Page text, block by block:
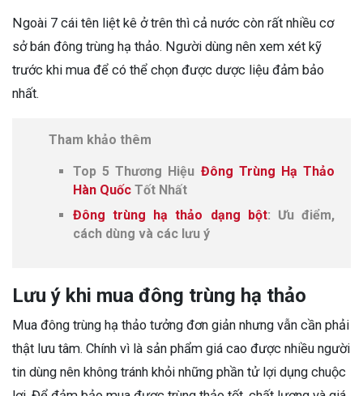
Ngoài 7 cái tên liệt kê ở trên thì cả nước còn rất nhiều cơ
sở bán đông trùng hạ thảo. Người dùng nên xem xét kỹ
trước khi mua để có thể chọn được dược liệu đảm bảo
nhất.
Tham khảo thêm
Top 5 Thương Hiệu Đông Trùng Hạ Thảo
Hàn Quốc Tốt Nhất
Đông trùng hạ thảo dạng bột: Ưu điểm,
cách dùng và các lưu ý
Lưu ý khi mua đông trùng hạ thảo
Mua đông trùng hạ thảo tưởng đơn giản nhưng vẫn cần phải
thật lưu tâm. Chính vì là sản phẩm giá cao được nhiều người
tin dùng nên không tránh khỏi những phần tử lợi dụng chuộc